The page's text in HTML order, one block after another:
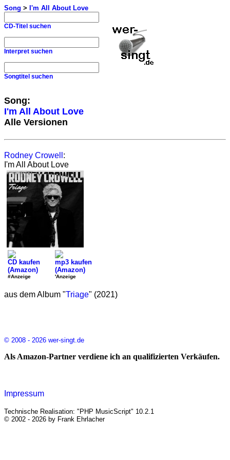
Song > I'm All About Love
CD-Titel suchen
Interpret suchen
Songtitel suchen
Song:
I'm All About Love
Alle Versionen
Rodney Crowell :
I'm All About Love
CD kaufen
(Amazon)
#Anzeige
mp3 kaufen
(Amazon)
'Anzeige
aus dem Album "Triage" (2021)
© 2008 - 2026 wer-singt.de
Als Amazon-Partner verdiene ich an qualifizierten Verkäufen.
Impressum
Technische Realisation: "PHP MusicScript" 10.2.1
© 2002 - 2026 by Frank Ehrlacher